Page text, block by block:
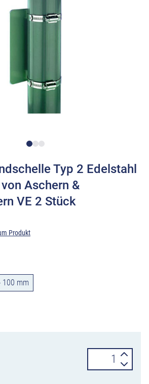
Typ 2 Edelstahl
Aschern &
VE 2 Stück
Produkt
100 mm
Universal-
Bandschelle